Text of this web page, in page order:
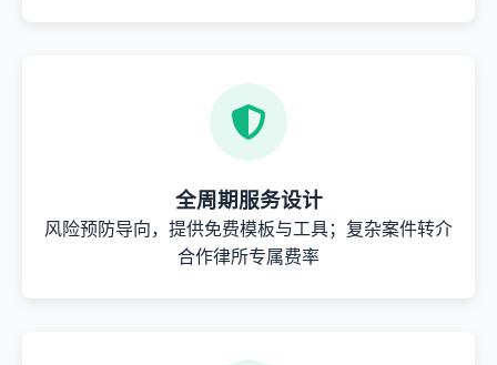
全周期服务设计
风险预防导向，提供免费模板与工具；复杂案件转介
合作律所专属费率